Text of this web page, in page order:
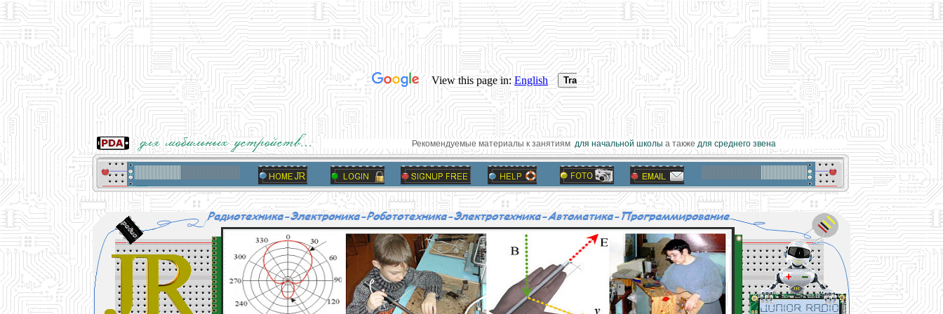
Рекомендуемые материалы к занятиямдля начальной школыа такжедля среднего звена